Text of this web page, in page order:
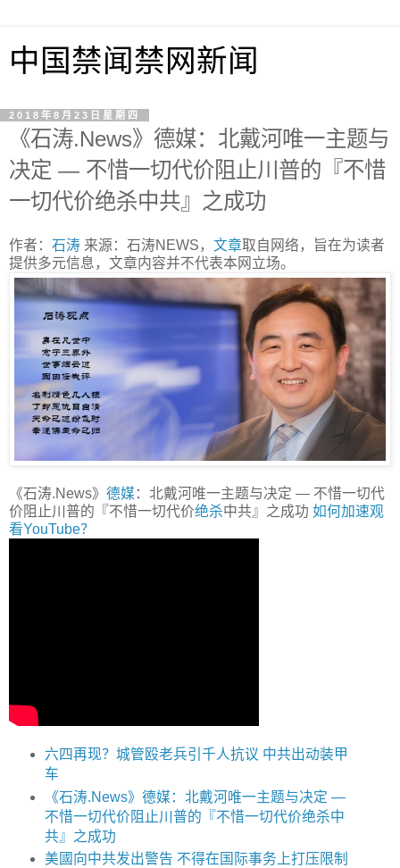
中国禁闻禁网新闻
2018年8月23日星期四
《石涛.News》德媒：北戴河唯一主题与
决定 — 不惜一切代价阻止川普的『不惜
一切代价绝杀中共』之成功
作者： 石涛 来源：石涛NEWS， 文章取自网络，旨在为读者
提供多元信息，文章内容并不代表本网立场。
《石涛.News》 德媒 ：北戴河唯一主题与决定 — 不惜一切代
价阻止川普的『不惜一切代价绝杀中共』之成功 如何加速观
看YouTube？
六四再现？城管殴老兵引千人抗议 中共出动装甲
车
《石涛.News》德媒：北戴河唯一主题与决定 —
不惜一切代价阻止川普的『不惜一切代价绝杀中
共』之成功
美國向中共发出警告 不得在国际事务上打压限制